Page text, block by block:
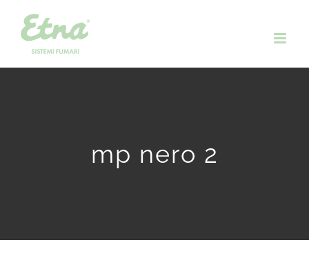
contenuto
mp nero 2